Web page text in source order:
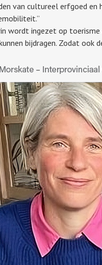
van cultureel erfgoed
ingezet op
bijdragen. Zodat